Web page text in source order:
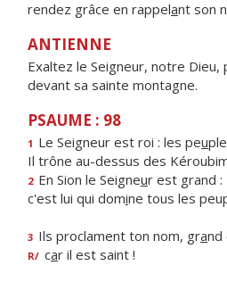
rendez grâce en rappelant son
ANTIENNE
Exaltez le Seigneur, notre
devant sa sainte montagne.
PSAUME : 98
1 Le Seigneur est roi : les peu
Il trône au-dessus des
2 En Sion le Seigneur est grand :
c'est lui qui domine tous les
3 Ils proclament ton nom, grand
R/ car il est saint !